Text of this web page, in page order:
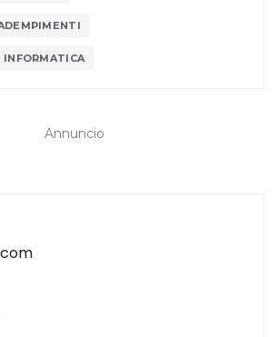
INFORMATICA
Annuncio